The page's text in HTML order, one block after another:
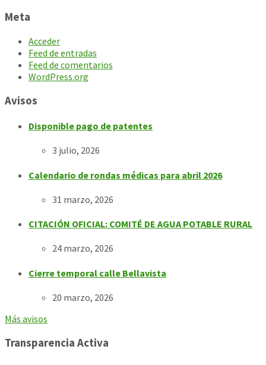
Meta
Acceder
Feed de entradas
Feed de comentarios
WordPress.org
Avisos
Disponible pago de patentes
3 julio, 2026
Calendario de rondas médicas para abril 2026
31 marzo, 2026
CITACIÓN OFICIAL: COMITÉ DE AGUA POTABLE RURAL
24 marzo, 2026
Cierre temporal calle Bellavista
20 marzo, 2026
Más avisos
Transparencia Activa